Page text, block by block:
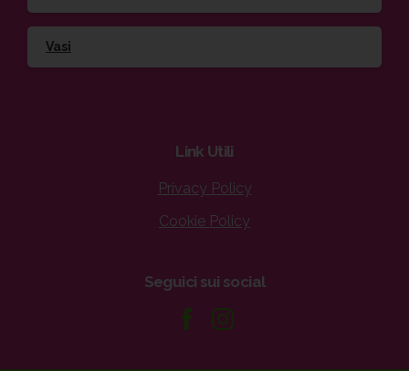
Vasi
Link Utili
Privacy Policy
Cookie Policy
Seguici sui social